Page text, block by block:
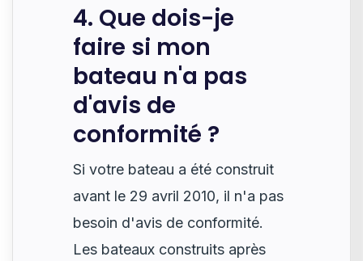
4. Que dois-je
faire si mon
bateau n'a pas
d'avis de
conformité ?
Si votre bateau a été construit
avant le 29 avril 2010, il n'a pas
besoin d'avis de conformité.
Les bateaux construits après